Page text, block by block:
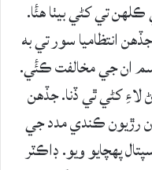
تي کڻي بيٺا ھئٔا.
انتظاميا سور تي به
ان جي مخالفت ڪئٔي.
لاءِ کڻي ٿي ڏنا. جڏھن
رڙيون ڪندي مدد جي
پھچايو ويو. ڊاڪٽر